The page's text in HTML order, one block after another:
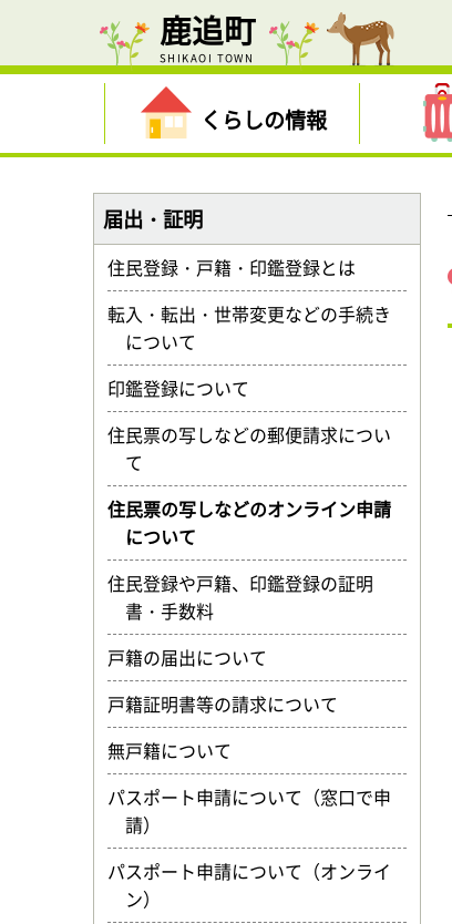
鹿追町
SHIKAOI TOWN
くらしの情報
届出・証明
住民登録・戸籍・印鑑登録とは
転入・転出・世帯変更などの手続き
について
印鑑登録について
住民票の写しなどの郵便請求につい
て
住民票の写しなどのオンライン申請
について
住民登録や戸籍、印鑑登録の証明
書・手数料
戸籍の届出について
戸籍証明書等の請求について
無戸籍について
パスポート申請について（窓口で申
請）
パスポート申請について（オンライ
ン）